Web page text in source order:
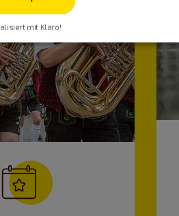
mit Klaro!